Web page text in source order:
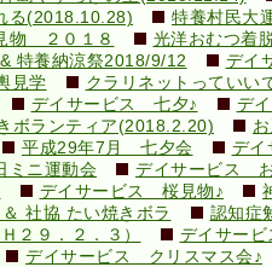
る(2018.10.28)
特養村民大
物 ２０１８
光洋おむつ着
特養納涼祭2018/9/12
デイ
見学
クラリネットってい
デイサービス 七夕♪
デ
ボランティア(2018.2.20)
平成29年7月 七夕会
デイ
ミニ運動会
デイサービス
デイサービス 桜見物♪
社協 たい焼きボラ
認知症
２９．２．３）
デイサー
デイサービス クリスマス会♪